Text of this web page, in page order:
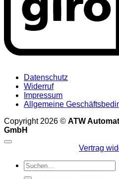
Datenschutz
Widerruf
Impressum
Allgemeine
Copyright 2026 © ATW
GmbH
Vertrag
Suchen
nach: